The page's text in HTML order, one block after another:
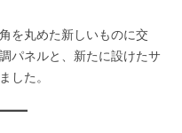
を丸めた新しいものに交
パネルと、新たに設けたサ
した。